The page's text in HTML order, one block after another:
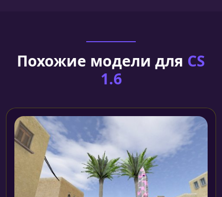
Похожие модели для CS
1.6